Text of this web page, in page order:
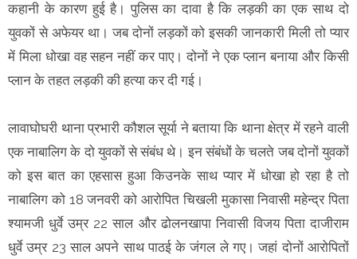
कहानी के कारण हुई है। पुलिस का दावा है कि लड़की का एक साथ दो
युवकों से अफेयर था। जब दोनों लड़कों को इसकी जानकारी मिली तो प्यार
में मिला धोखा वह सहन नहीं कर पाए। दोनों ने एक प्लान बनाया और किसी
प्लान के तहत लड़की की हत्या कर दी गई।
लावाघोघरी थाना प्रभारी कौशल सूर्या ने बताया कि थाना क्षेत्र में रहने वाली
एक नाबालिग के दो युवकों से संबंध थे। इन संबंधों के चलते जब दोनों युवकों
को इस बात का एहसास हुआ किउनके साथ प्यार में धोखा हो रहा है तो
नाबालिग को 18 जनवरी को आरोपित चिखली मुकासा निवासी महेन्द्र पिता
श्यामजी धुर्वे उम्र 22 साल और ढोलनखापा निवासी विजय पिता दाजीराम
धुर्वे उम्र 23 साल अपने साथ पाठई के जंगल ले गए। जहां दोनों आरोपितों